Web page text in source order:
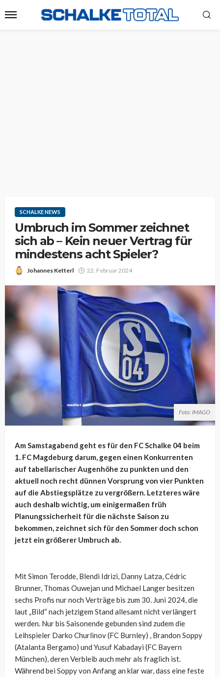
SCHALKE NEWS
Umbruch im Sommer zeichnet
sich ab – Kein neuer Vertrag für
mindestens acht Spieler?
Johannes Ketterl 22. Februar 2024
Foto: IMAGO
Am Samstagabend geht es für den FC Schalke 04 beim
1. FC Magdeburg darum, gegen einen Konkurrenten
auf tabellarischer Augenhöhe zu punkten und den
aktuell noch recht dünnen Vorsprung von vier Punkten
auf die Abstiegsplätze zu vergrößern. Letzteres wäre
auch deshalb wichtig, um einigermaßen früh
Planungssicherheit für die nächste Saison zu
bekommen, zeichnet sich für den Sommer doch schon
jetzt ein größerer Umbruch ab.
Mit Simon Terodde, Blendi Idrizi, Danny Latza, Cédric
Brunner, Thomas Ouwejan und Michael Langer besitzen
sechs Profis nur noch Verträge bis zum 30. Juni 2024, die
laut „Bild“ nach jetzigem Stand allesamt nicht verlängert
werden. Nur bis Saisonende gebunden sind zudem die
Leihspieler Darko Churlinov (FC Burnley) , Brandon Soppy
(Atalanta Bergamo) und Yusuf Kabadayi (FC Bayern
München), deren Verbleib auch mehr als fraglich ist.
Während bei Soppy von Anfang an klar war, dass eine feste